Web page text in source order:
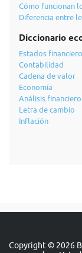
Cómo funcionan
Diferencia entre
Diccionario
Estados
Contabilidad
Cadena de valor
Economía
Análisis financiero
Letra de cambio
Inflación
Copyright © 2026